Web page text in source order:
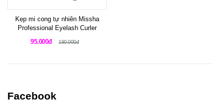
Kẹp mi cong tự nhiên Missha
Professional Eyelash Curler
95.000đ
190.000đ
Facebook